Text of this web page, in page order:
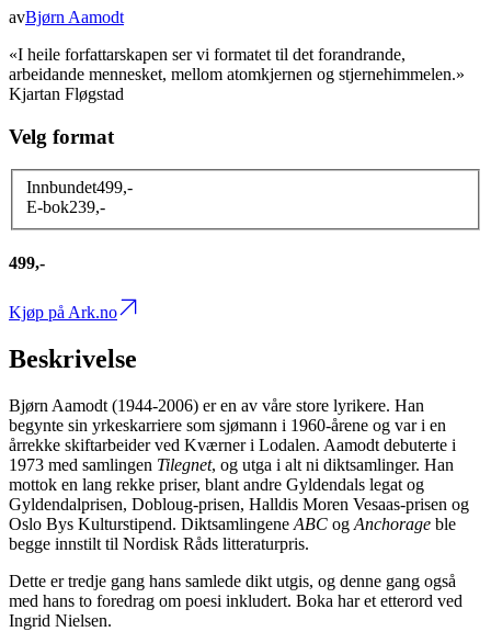
avBjørn Aamodt
«I heile forfattarskapen ser vi formatet til det forandrande,
arbeidande mennesket, mellom atomkjernen og stjernehimmelen.»
Kjartan Fløgstad
Velg format
Innbundet499,-
E-bok239,-
499,-
Kjøp på Ark.no
Beskrivelse
Bjørn Aamodt (1944-2006) er en av våre store lyrikere. Han
begynte sin yrkeskarriere som sjømann i 1960-årene og var i en
årrekke skiftarbeider ved Kværner i Lodalen. Aamodt debuterte i
1973 med samlingen Tilegnet, og utga i alt ni diktsamlinger. Han
mottok en lang rekke priser, blant andre Gyldendals legat og
Gyldendalprisen, Dobloug-prisen, Halldis Moren Vesaas-prisen og
Oslo Bys Kulturstipend. Diktsamlingene ABC og Anchorage ble
begge innstilt til Nordisk Råds litteraturpris.
Dette er tredje gang hans samlede dikt utgis, og denne gang også
med hans to foredrag om poesi inkludert. Boka har et etterord ved
Ingrid Nielsen.